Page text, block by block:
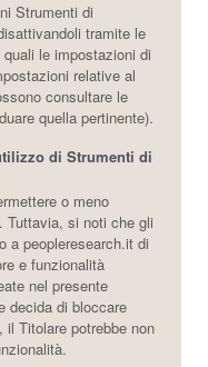
Strumenti di
tramite le
le impostazioni di
relative al
consultare le
quella pertinente).
di Strumenti di
o meno
Tuttavia, si noti che gli
a peopleresearch.it di
e funzionalità
nel presente
decida di bloccare
Titolare potrebbe non